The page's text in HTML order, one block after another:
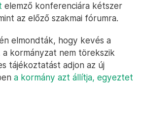
elemző konferenciára kétszer
az előző szakmai fórumra.
elmondták, hogy kevés a
kormányzat nem törekszik
tájékoztatást adjon az új
a kormány azt állítja, egyeztet